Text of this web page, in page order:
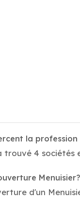
la profession
trouvé 4 sociétés
Menuisier?
d'un